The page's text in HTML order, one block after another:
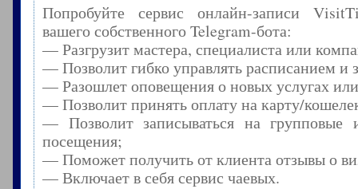
Попробуйте сервис онлайн-записи
вашего собственного Telegram-бота:
— Разгрузит мастера, специалиста или
— Позволит гибко управлять расписанием и
— Разошлет оповещения о новых услугах
— Позволит принять оплату на карту/
— Позволит записываться на групповые
посещения;
— Поможет получить от клиента отзывы о
— Включает в себя сервис чаевых.